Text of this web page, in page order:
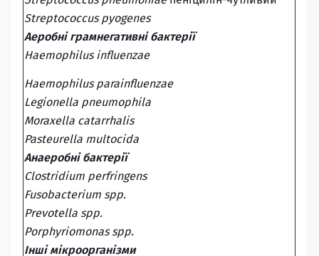
Streptococcus pyogenes
Аеробні грамнегативні бактерії
Haemophilus influenzae
Haemophilus parainfluenzae
Legionella pneumophila
Moraxella catarrhalis
Pasteurella multocida
Анаеробні бактерії
Clostridium perfringens
Fusobacterium spp.
Prevotella spp.
Porphyriomonas spp.
Інші мікроорганізми